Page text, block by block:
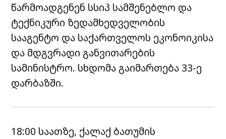
წარმოადგენენ სსიპ სამშენებლო და
ტექნიკური ზედამხედველობის
სააგენტო და საქართველოს ეკონოიკისა
და მდგვრადი განვითარების
სამინისტრო. სხდომა გაიმართება 33-ე
დარბაზში.
18:00 საათზე, ქალაქ ბათუმის